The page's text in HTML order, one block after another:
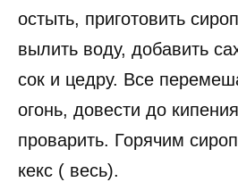
остыть, приготовить
вылить воду, добавить
сок и цедру. Все
огонь, довести до
проварить. Горячим
кекс ( весь).